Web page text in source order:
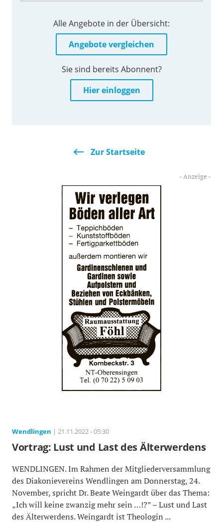
Alle Angebote in der Übersicht:
Angebote vergleichen
Sie sind bereits Abonnent?
Hier einloggen
Zur Startseite
Wendlingen | 21.11.2022 - 05:30
Vortrag: Lust und Last des Älterwerdens
WENDLINGEN. Im Rahmen der Mitgliederversammlung
des Diakonievereins Wendlingen am Donnerstag, 24.
November, spricht Dr. Beate Weingardt über das Thema:
„Ich will keine zwanzig mehr sein …!?” – Lust und Last
des Älterwerdens. Weingardt ist Theologin ...